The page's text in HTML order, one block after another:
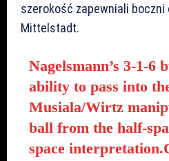
szerokość zapewniali boczni
Mittelstadt.
Nagelsmann’s 3-1-6
ability to pass into
Musiala/Wirtz
ball from the half-
space